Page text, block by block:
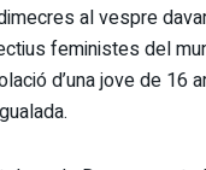
al vespre
feministes del
d’una jove de 16